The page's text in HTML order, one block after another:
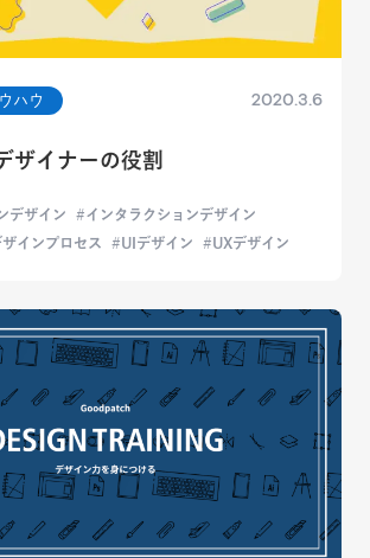
ハウ 2020.3.6
ザイナーの役割
デザイン
インタラクションデザイン
インプロセス
UIデザイン UXデザイン